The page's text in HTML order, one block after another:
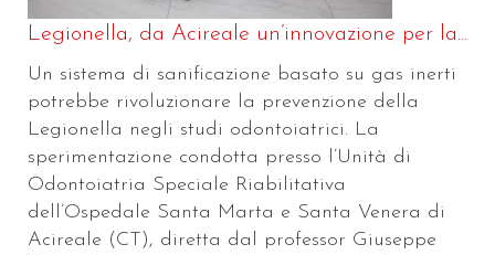
Legionella, da Acireale un’innovazione per la...
Un sistema di sanificazione basato su gas inerti
potrebbe rivoluzionare la prevenzione della
Legionella negli studi odontoiatrici. La
sperimentazione condotta presso l’Unità di
Odontoiatria Speciale Riabilitativa
dell’Ospedale Santa Marta e Santa Venera di
Acireale (CT), diretta dal professor Giuseppe